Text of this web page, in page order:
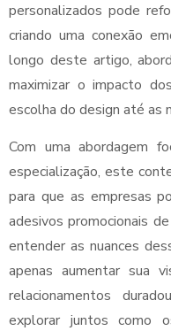
personalizados pode
criando uma conexão
longo deste artigo,
maximizar o impacto
escolha do design até as
Com uma abordagem
especialização, este
para que as empresas
adesivos promocionais
entender as nuances
apenas aumentar sua
relacionamentos
explorar juntos como